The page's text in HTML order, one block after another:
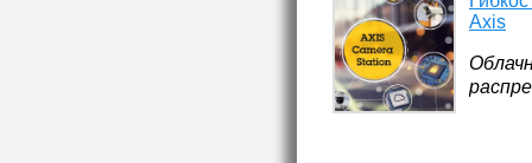
Axis